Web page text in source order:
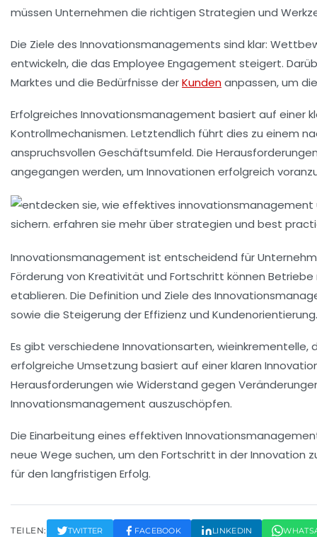
müssen Unternehmen die richtigen Strategien und
Die Ziele des Innovationsmanagements sind klar:
entwickeln, die das Employee Engagement steigert.
Marktes und die Bedürfnisse derKundenanpassen, um
Erfolgreiches Innovationsmanagement basiert auf einer
Kontrollmechanismen. Letztendlich führt dies zu einem
anspruchsvollen Geschäftsumfeld. Die
angegangen werden, um Innovationen erfolgreich
Innovationsmanagement ist entscheidend für
Förderung von Kreativität und Fortschritt können
etablieren. Die Definition und Ziele des
sowie die Steigerung derEffizienz und Kundenorientierung.
Es gibt verschiedene Innovationsarten, wieinkrementelle,
erfolgreiche Umsetzung basiert auf einer klaren
Herausforderungen wie Widerstand gegen
Innovationsmanagement auszuschöpfen.
Die Einarbeitung eines effektiven
neue Wege suchen, um den Fortschritt in der Innovation
für den langfristigen Erfolg.
TEILEN: TWITTER FACEBOOK LINKEDIN